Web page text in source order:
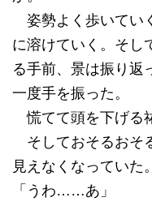
姿勢よく歩いてい
に溶けていく。そし
る手前、景は振り返
一度手を振った。
慌てて頭を下げる
そしておそるおそ
見えなくなっていた。
「うわ……あ」